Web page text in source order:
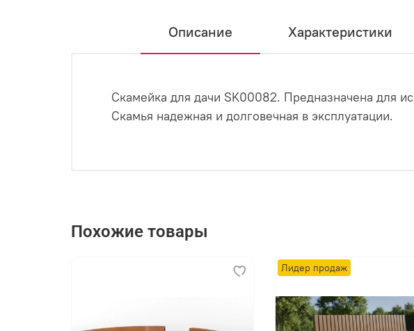
Описание Характеристики
Скамейка для дачи SK00082. Предназначена для
Скамья надежная и долговечная в эксплуатации.
Похожие товары
Лидер продаж